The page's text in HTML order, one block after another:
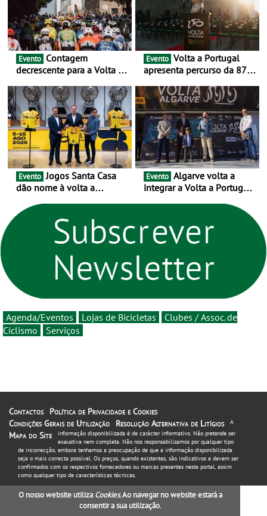
Evento
decrescente para a Volta a
as 17 equipas de 2026
Evento
apresenta percurso da 87.ª
novo ciclo rumo ao
centenário
Evento Jogos Santa Casa
dão nome à volta a
um novo ciclo da prova
rumo ao centenário - Volta
a Portugal em Bicicleta
estará na estrada entre 5 e
16 de agosto
Evento
integrar a Volta a Portugal
Agenda/Eventos Lojas de Bicicletas
Clubes / Assoc. de
Ciclismo
Serviços
Contactos
Política de Privacidade e Cookies
Condições Gerais de Utilização
Resolução Alternativa de Litígios
Mapa do Site
A
informação disponibilizada é de carácter informativo. Não pretende ser
exaustiva nem completa. Não nos responsabilizamos por qualquer tipo
de incorrecção, embora tenhamos a preocupação de que a informação disponibilizada
seja o mais correcta possível. Os preços, quando existentes, são indicativos e devem ser
confirmados com os respectivos fornecedores ou marcas presentes neste portal, assim
como qualquer tipo de características técnicas.
O nosso website utiliza Cookies. Ao navegar no website estará a
consentir a sua utilização.